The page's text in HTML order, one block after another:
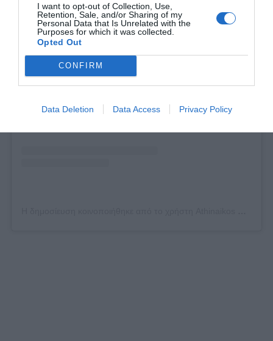
I want to opt-out of Collection, Use,
Retention, Sale, and/or Sharing of my
Personal Data that Is Unrelated with the
Purposes for which it was collected.
Opted Out
CONFIRM
Data Deletion Data Access Privacy Policy